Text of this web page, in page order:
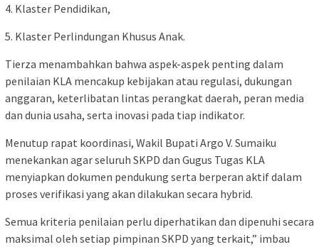
4. Klaster Pendidikan,
5. Klaster Perlindungan Khusus Anak.
Tierza menambahkan bahwa aspek-aspek penting dalam
penilaian KLA mencakup kebijakan atau regulasi, dukungan
anggaran, keterlibatan lintas perangkat daerah, peran media
dan dunia usaha, serta inovasi pada tiap indikator.
Menutup rapat koordinasi, Wakil Bupati Argo V. Sumaiku
menekankan agar seluruh SKPD dan Gugus Tugas KLA
menyiapkan dokumen pendukung serta berperan aktif dalam
proses verifikasi yang akan dilakukan secara hybrid.
Semua kriteria penilaian perlu diperhatikan dan dipenuhi secara
maksimal oleh setiap pimpinan SKPD yang terkait,” imbau